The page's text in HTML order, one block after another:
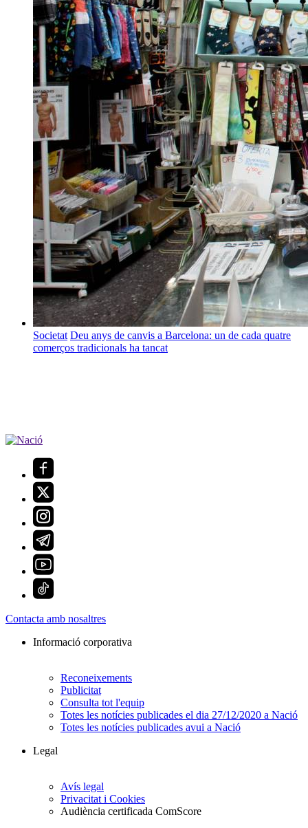
Societat Deu anys de canvis a Barcelona: un de cada quatre
comerços tradicionals ha tancat
Contacta amb nosaltres
Informació corporativa
Reconeixements
Publicitat
Consulta tot l'equip
Totes les notícies publicades el dia 27/12/2020 a Nació
Totes les notícies publicades avui a Nació
Legal
Avís legal
Privacitat i Cookies
Audiència certificada ComScore